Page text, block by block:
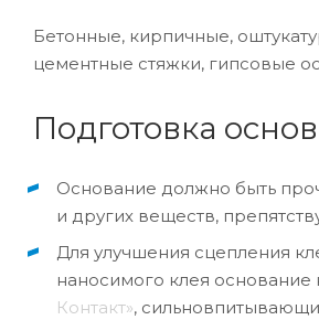
Бетонные, кирпичные,
цементные стяжки, гипсовые
Подготовка
Основание должно быть
и других веществ,
Для улучшения сцепления
наносимого клея основание
Контакт»,